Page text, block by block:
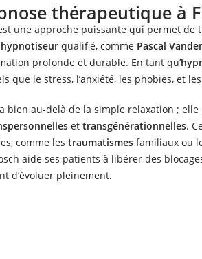
Prendre
thérapeutique à
une approche puissante qui permet
hypnotiseur qualifié, comme Pascal
profonde et durable. En tant qu’
que le stress, l’anxiété, les phobies, et
bien au-delà de la simple relaxation ;
et transgénérationnelles.
comme les traumatismes familiaux ou
aide ses patients à libérer des
d’évoluer pleinement.